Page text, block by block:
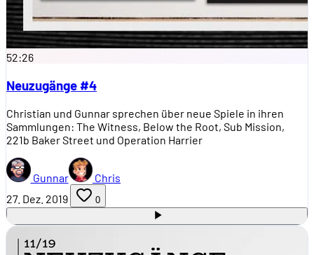
52:26
Neuzugänge #4
Christian und Gunnar sprechen über neue Spiele in ihren
Sammlungen: The Witness, Below the Root, Sub Mission,
221b Baker Street und Operation Harrier
Gunnar
Chris
27. Dez. 2019
0